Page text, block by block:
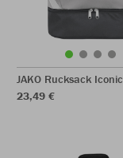
JAKO Rucksack Iconic
23,49 €